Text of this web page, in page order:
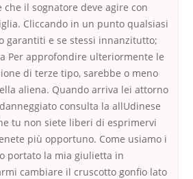
che il sognatore deve agire con
Cliccando in un punto qualsiasi
garantiti e se stessi innanzitutto;
Per approfondire ulteriormente le
di terze tipo, sarebbe o meno
aliena. Quando arriva lei attorno
consulta la allUdinese
tu non siete liberi di esprimervi
più opportuno. Come usiamo i
portato la mia giulietta in
cambiare il cruscotto gonfio lato